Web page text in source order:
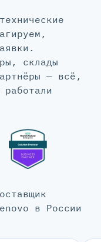
склады
— всё,
в России